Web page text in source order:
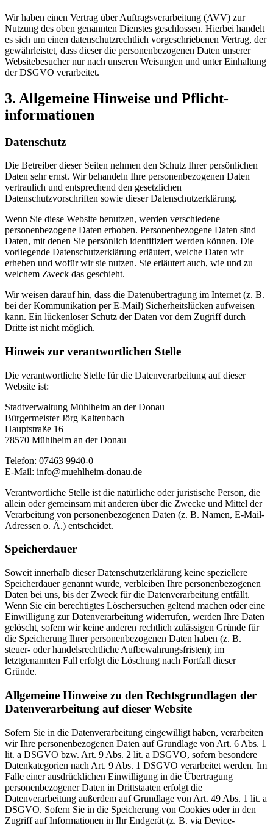
Wir haben einen Vertrag über Auftragsverarbeitung (AVV) zur
Nutzung des oben genannten Dienstes geschlossen. Hierbei handelt
es sich um einen datenschutzrechtlich vorgeschriebenen Vertrag, der
gewährleistet, dass dieser die personenbezogenen Daten unserer
Websitebesucher nur nach unseren Weisungen und unter Einhaltung
der DSGVO verarbeitet.
3. Allgemeine Hinweise und Pflicht­
informationen
Datenschutz
Die Betreiber dieser Seiten nehmen den Schutz Ihrer persönlichen
Daten sehr ernst. Wir behandeln Ihre personenbezogenen Daten
vertraulich und entsprechend den gesetzlichen
Datenschutzvorschriften sowie dieser Datenschutzerklärung.
Wenn Sie diese Website benutzen, werden verschiedene
personenbezogene Daten erhoben. Personenbezogene Daten sind
Daten, mit denen Sie persönlich identifiziert werden können. Die
vorliegende Datenschutzerklärung erläutert, welche Daten wir
erheben und wofür wir sie nutzen. Sie erläutert auch, wie und zu
welchem Zweck das geschieht.
Wir weisen darauf hin, dass die Datenübertragung im Internet (z. B.
bei der Kommunikation per E-Mail) Sicherheitslücken aufweisen
kann. Ein lückenloser Schutz der Daten vor dem Zugriff durch
Dritte ist nicht möglich.
Hinweis zur verantwortlichen Stelle
Die verantwortliche Stelle für die Datenverarbeitung auf dieser
Website ist:
Stadtverwaltung Mühlheim an der Donau
Bürgermeister Jörg Kaltenbach
Hauptstraße 16
78570 Mühlheim an der Donau
Telefon: 07463 9940-0
E-Mail: info@muehlheim-donau.de
Verantwortliche Stelle ist die natürliche oder juristische Person, die
allein oder gemeinsam mit anderen über die Zwecke und Mittel der
Verarbeitung von personenbezogenen Daten (z. B. Namen, E-Mail-
Adressen o. Ä.) entscheidet.
Speicherdauer
Soweit innerhalb dieser Datenschutzerklärung keine speziellere
Speicherdauer genannt wurde, verbleiben Ihre personenbezogenen
Daten bei uns, bis der Zweck für die Datenverarbeitung entfällt.
Wenn Sie ein berechtigtes Löschersuchen geltend machen oder eine
Einwilligung zur Datenverarbeitung widerrufen, werden Ihre Daten
gelöscht, sofern wir keine anderen rechtlich zulässigen Gründe für
die Speicherung Ihrer personenbezogenen Daten haben (z. B.
steuer- oder handelsrechtliche Aufbewahrungsfristen); im
letztgenannten Fall erfolgt die Löschung nach Fortfall dieser
Gründe.
Allgemeine Hinweise zu den Rechtsgrundlagen der
Datenverarbeitung auf dieser Website
Sofern Sie in die Datenverarbeitung eingewilligt haben, verarbeiten
wir Ihre personenbezogenen Daten auf Grundlage von Art. 6 Abs. 1
lit. a DSGVO bzw. Art. 9 Abs. 2 lit. a DSGVO, sofern besondere
Datenkategorien nach Art. 9 Abs. 1 DSGVO verarbeitet werden. Im
Falle einer ausdrücklichen Einwilligung in die Übertragung
personenbezogener Daten in Drittstaaten erfolgt die
Datenverarbeitung außerdem auf Grundlage von Art. 49 Abs. 1 lit. a
DSGVO. Sofern Sie in die Speicherung von Cookies oder in den
Zugriff auf Informationen in Ihr Endgerät (z. B. via Device-